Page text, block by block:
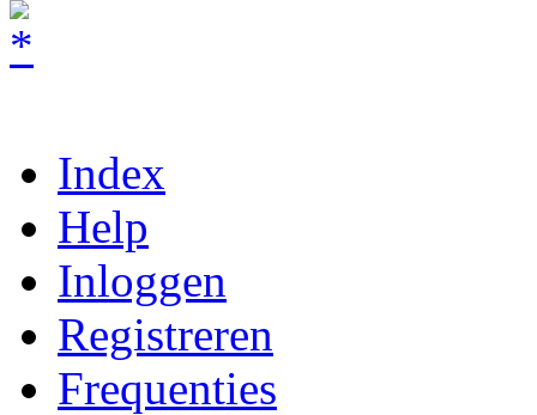
Index
Help
Inloggen
Registreren
Frequenties